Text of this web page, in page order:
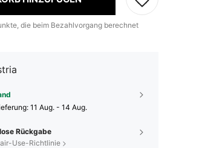
die beim Bezahlvorgang berechnet
11 Aug. - 14 Aug.
Rückgabe
Use-Richtlinie